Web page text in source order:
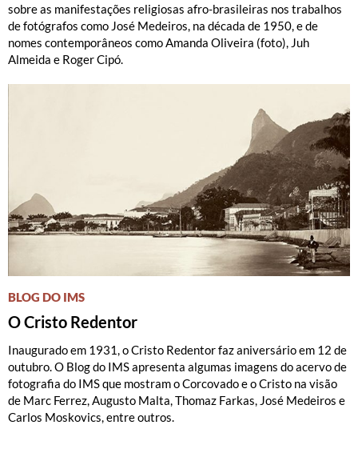
sobre as manifestações religiosas afro-brasileiras nos trabalhos
de fotógrafos como José Medeiros, na década de 1950, e de
nomes contemporâneos como Amanda Oliveira (foto), Juh
Almeida e Roger Cipó.
BLOG DO IMS
O Cristo Redentor
Inaugurado em 1931, o Cristo Redentor faz aniversário em 12 de
outubro. O Blog do IMS apresenta algumas imagens do acervo de
fotografia do IMS que mostram o Corcovado e o Cristo na visão
de Marc Ferrez, Augusto Malta, Thomaz Farkas, José Medeiros e
Carlos Moskovics, entre outros.